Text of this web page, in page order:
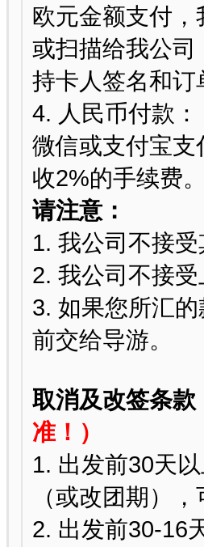
欧元金额支付，
或扫描给我公
持卡人签名和订
4. 人民币付款：
微信或支付宝
收2%的手续费。
请注意：
1. 我公司不接
2. 我公司不接受
3. 如果您所汇
前交给导游。
取消及改签条款
准！）
1. 出发前30天
（或改团期）
2. 出发前30-16